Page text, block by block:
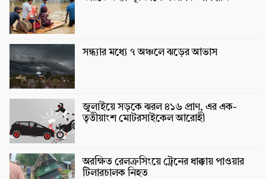
সন্ধ্যার মধ্যে ৭ অঞ্চলে ঝড়ের আভাস
জুলাইয়ে সড়কে ঝরল ৪১৬ প্রাণ, এর এক-
তৃতীয়াংশ মোটরসাইকেল আরোহী
অরক্ষিত রেলক্রসিংয়ে ট্রেনের ধাক্কায় পাওয়ার
টিলারচালক নিহত